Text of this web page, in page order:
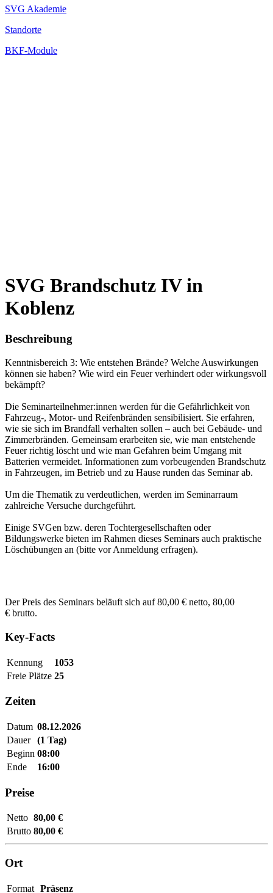
SVG Akademie
Standorte
BKF-Module
SVG Brandschutz IV in
Koblenz
Beschreibung
Kenntnisbereich 3: Wie entstehen Brände? Welche Auswirkungen
können sie haben? Wie wird ein Feuer verhindert oder wirkungsvoll
bekämpft?
Die Seminarteilnehmer:innen werden für die Gefährlichkeit von
Fahrzeug-, Motor- und Reifenbränden sensibilisiert. Sie erfahren,
wie sie sich im Brandfall verhalten sollen – auch bei Gebäude- und
Zimmerbränden. Gemeinsam erarbeiten sie, wie man entstehende
Feuer richtig löscht und wie man Gefahren beim Umgang mit
Batterien vermeidet. Informationen zum vorbeugenden Brandschutz
in Fahrzeugen, im Betrieb und zu Hause runden das Seminar ab.
Um die Thematik zu verdeutlichen, werden im Seminarraum
zahlreiche Versuche durchgeführt.
Einige SVGen bzw. deren Tochtergesellschaften oder
Bildungswerke bieten im Rahmen dieses Seminars auch praktische
Löschübungen an (bitte vor Anmeldung erfragen).
Der Preis des Seminars beläuft sich auf 80,00 € netto, 80,00
€ brutto.
Key-Facts
Kennung
1053
Freie Plätze 25
Zeiten
Datum 08.12.2026
Dauer
(1 Tag)
Beginn 08:00
Ende
16:00
Preise
Netto 80,00 €
Brutto 80,00 €
Ort
Format Präsenz